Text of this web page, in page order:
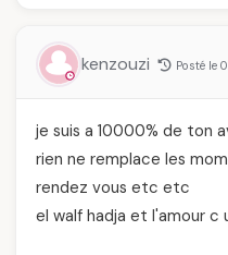
kenzouzi Posté le
je suis a 10000% de ton
rien ne remplace les
rendez vous etc etc
el walf hadja et l'amour c